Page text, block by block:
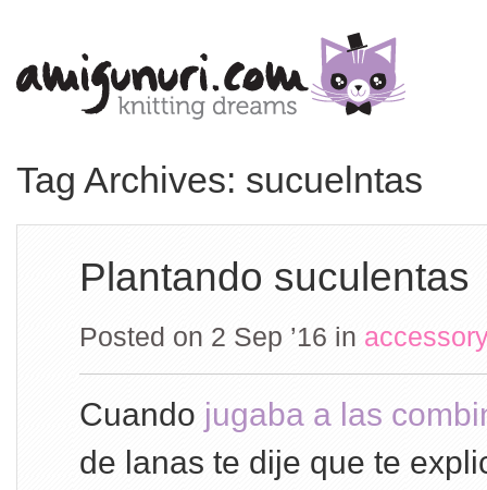
Tag Archives: sucuelntas
Plantando suculentas
Posted on 2 Sep ’16 in accessory
Cuando jugaba a las
de lanas te dije que te